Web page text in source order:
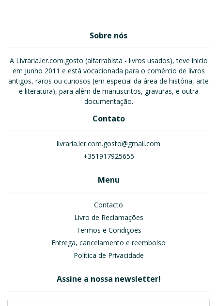
Sobre nós
A Livraria.ler.com.gosto (alfarrabista - livros usados), teve início
em Junho 2011 e está vocacionada para o comércio de livros
antigos, raros ou curiosos (em especial da área de história, arte
e literatura), para além de manuscritos, gravuras, e outra
documentação.
Contato
livraria.ler.com.gosto@gmail.com
+351917925655
Menu
Contacto
Livro de Reclamações
Termos e Condições
Entrega, cancelamento e reembolso
Política de Privacidade
Assine a nossa newsletter!